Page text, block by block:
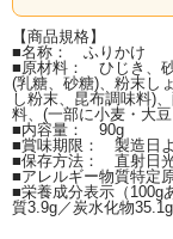
【商品規格】
■名称： ふりかけ
■原材料： ひじき、
(乳糖、砂糖)、粉末し
し粉末、昆布調味料)
料、(一部に小麦・大
■内容量： 90g
■賞味期限： 製造日
■保存方法： 直射日光
■アレルギー物質特定
■栄養成分表示（
質3.9g／炭水化物